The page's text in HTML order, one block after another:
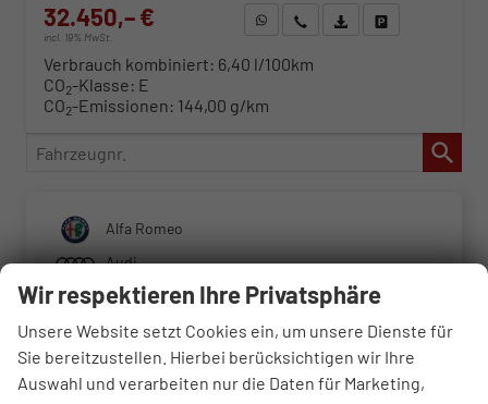
32.450,– €
incl. 19% MwSt.
WhatsApp anfragen
Wir rufen Sie anFahrzeugexposé (PDF)
Verbrauch kombiniert: 6,40 l/100km
CO2-Klasse: E
CO2-Emissionen: 144,00 g/km
Fahrzeugnr.
Alfa Romeo
Audi
BMW
Cupra
Dacia
Wir respektieren Ihre Privatsphäre
Unsere Website setzt Cookies ein, um unsere Dienste für
Sie bereitzustellen. Hierbei berücksichtigen wir Ihre
Auswahl und verarbeiten nur die Daten für Marketing,